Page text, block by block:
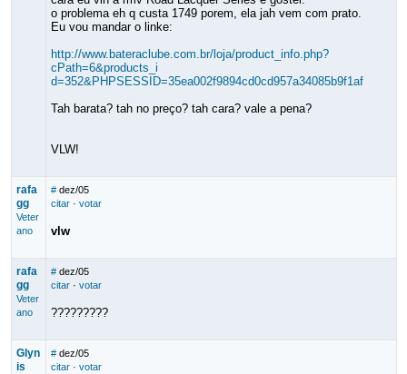
o problema eh q custa 1749 porem, ela jah vem com prato.
Eu vou mandar o linke:
http://www.bateraclube.com.br/loja/product_info.php?
cPath=6&products_i
d=352&PHPSESSID=35ea002f9894cd0cd957a34085b9f1af
Tah barata? tah no preço? tah cara? vale a pena?
VLW!
rafa
gg
Veter
ano
# dez/05
citar· votar
vlw
rafa
gg
Veter
ano
# dez/05
citar· votar
?????????
Glyn
is
# dez/05
citar· votar